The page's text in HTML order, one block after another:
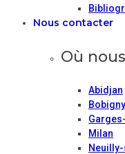
Nous contacter
Où
Abidjan
Bobigny
Milan